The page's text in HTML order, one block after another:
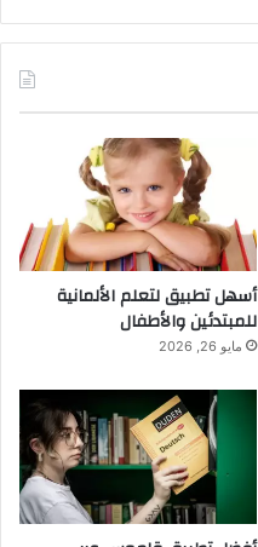
أسهل تطبيق لتعلم الألمانية
للمبتدئين والأطفال
مايو 26, 2026